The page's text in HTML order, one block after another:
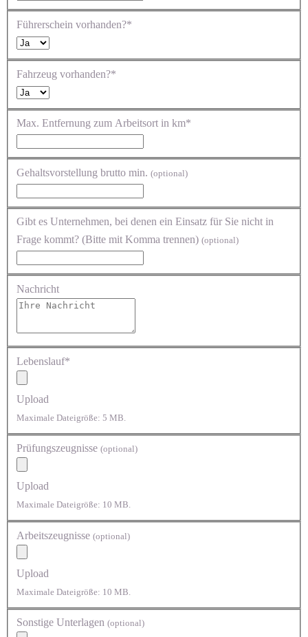
Führerschein vorhanden?*
Fahrzeug vorhanden?*
Max. Entfernung zum Arbeitsort in km*
Gehaltsvorstellung brutto min. (optional)
Gibt es Unternehmen, bei denen ein Einsatz für Sie nicht in
Frage kommt? (Bitte mit Komma trennen) (optional)
Nachricht
Lebenslauf*
Upload
Maximale Dateigröße: 5 MB.
Prüfungszeugnisse (optional)
Upload
Maximale Dateigröße: 10 MB.
Arbeitszeugnisse (optional)
Upload
Maximale Dateigröße: 10 MB.
Sonstige Unterlagen (optional)